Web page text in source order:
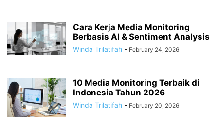
Cara Kerja Media Monitoring
Berbasis AI & Sentiment Analysis
Winda Trilatifah - February 24, 2026
10 Media Monitoring Terbaik di
Indonesia Tahun 2026
Winda Trilatifah - February 20, 2026